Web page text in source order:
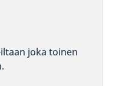
joka toinen